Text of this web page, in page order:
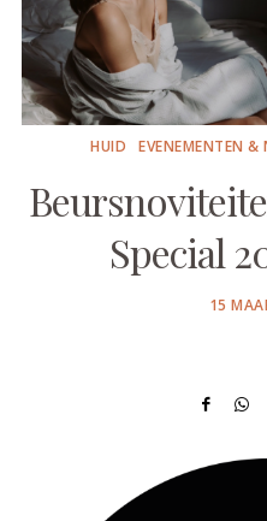
HUID EVENEMENTEN &
Special
POSTED
15